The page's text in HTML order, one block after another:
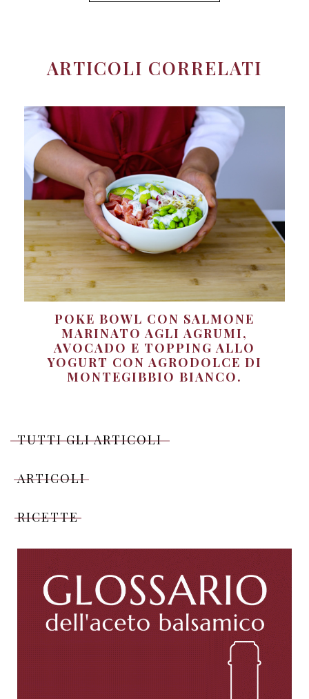
TUTTI GLI ARTICOLI
ARTICOLI
RICETTE
ARTICOLI CORRELATI
POKE BOWL CON SALMONE
MARINATO AGLI AGRUMI,
AVOCADO E TOPPING ALLO
YOGURT CON AGRODOLCE DI
MONTEGIBBIO BIANCO.